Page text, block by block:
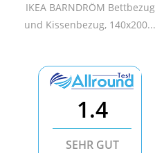
IKEA BARNDRÖM Bettbezug
und Kissenbezug, 140x200...
1.4
SEHR GUT